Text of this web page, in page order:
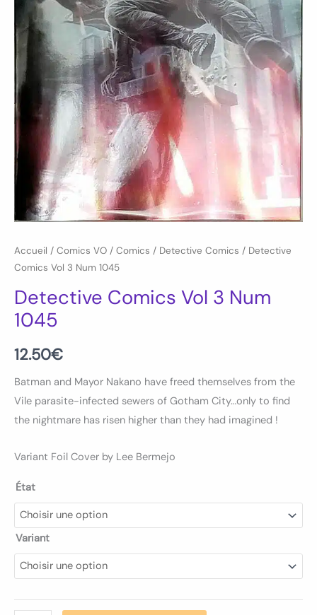
Accueil / Comics VO / Comics / Detective Comics / Detective
Comics Vol 3 Num 1045
Detective Comics Vol 3 Num
1045
12.50€
Batman and Mayor Nakano have freed themselves from the
Vile parasite-infected sewers of Gotham City…only to find
the nightmare has risen higher than they had imagined !
Variant Foil Cover by Lee Bermejo
État
Variant